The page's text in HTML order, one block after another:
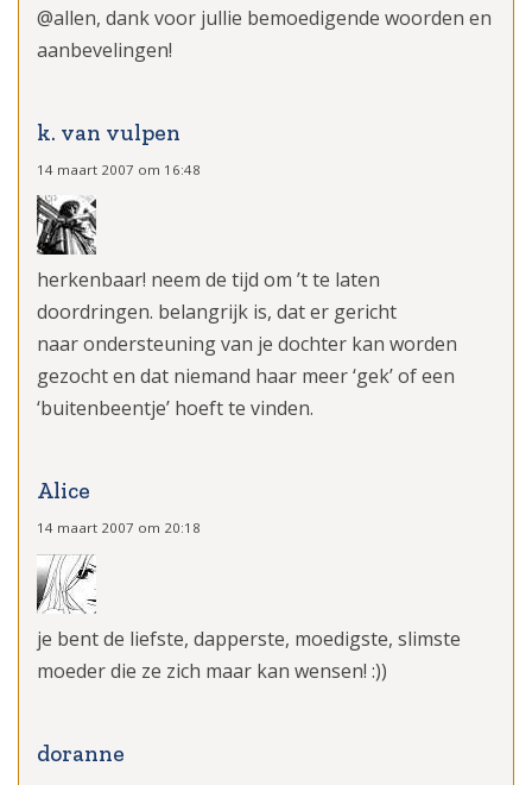
@allen, dank voor jullie bemoedigende woorden en
aanbevelingen!
k. van vulpen
14 maart 2007 om 16:48
herkenbaar! neem de tijd om ’t te laten
doordringen. belangrijk is, dat er gericht
naar ondersteuning van je dochter kan worden
gezocht en dat niemand haar meer ‘gek’ of een
‘buitenbeentje’ hoeft te vinden.
Alice
14 maart 2007 om 20:18
je bent de liefste, dapperste, moedigste, slimste
moeder die ze zich maar kan wensen! :))
doranne